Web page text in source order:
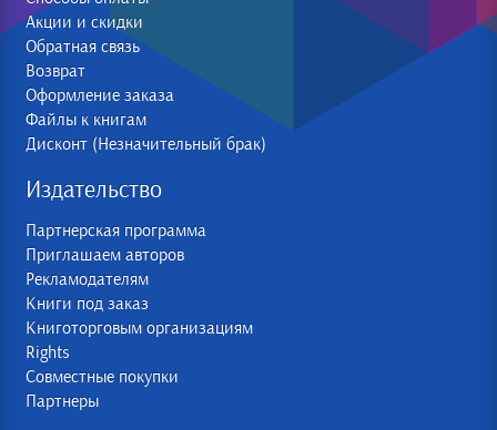
Акции и скидки
Обратная связь
Возврат
Оформление заказа
Файлы к книгам
Дисконт (Незначительный брак)
Издательство
Партнерская программа
Приглашаем авторов
Рекламодателям
Книги под заказ
Книготорговым организациям
Rights
Совместные покупки
Партнеры